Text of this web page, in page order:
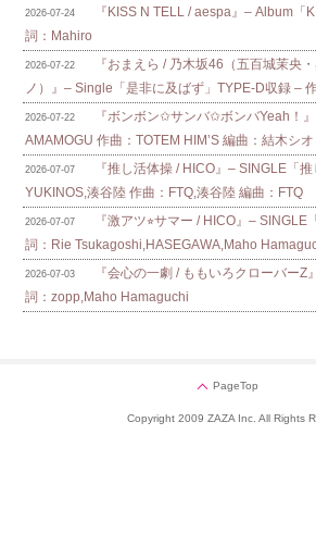
2026-07-24
『KISS N TELL / aespa』– Album「
詞：Mahiro
2026-07-22
『おまえら / 乃木坂46（五百城茉央
ノ）』– Single「是非に及ばず」TYPE-D収録 –
2026-07-22
『ボンボン✩サンバ✩ボンバYeah！
AMAMOGU 作曲：TOTEM HIM’S 編曲：結木シオ
2026-07-07
『推し活体操 / HICO』– SINGLE「
YUKINOS,湊谷陸 作曲：FTQ,湊谷陸 編曲：FTQ
2026-07-07
『激アツ⭐︎サマー / HICO』–
詞：Rie Tsukagoshi,HASEGAWA,Maho
2026-07-03
『会心の一劇 / ももいろクローバー
詞：zopp,Maho Hamaguchi
PageTop
Copyright 2009 ZAZA Inc. All Rights